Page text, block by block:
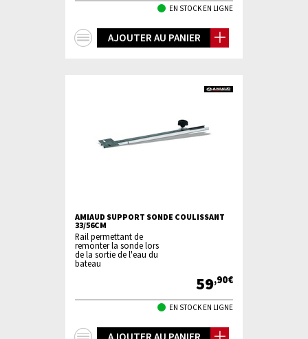
EN STOCK EN LIGNE
AJOUTER AU PANIER
AMIAUD SUPPORT SONDE COULISSANT
33/56CM
Rail permettant de
remonter la sonde lors
de la sortie de l'eau du
bateau
59,90€
EN STOCK EN LIGNE